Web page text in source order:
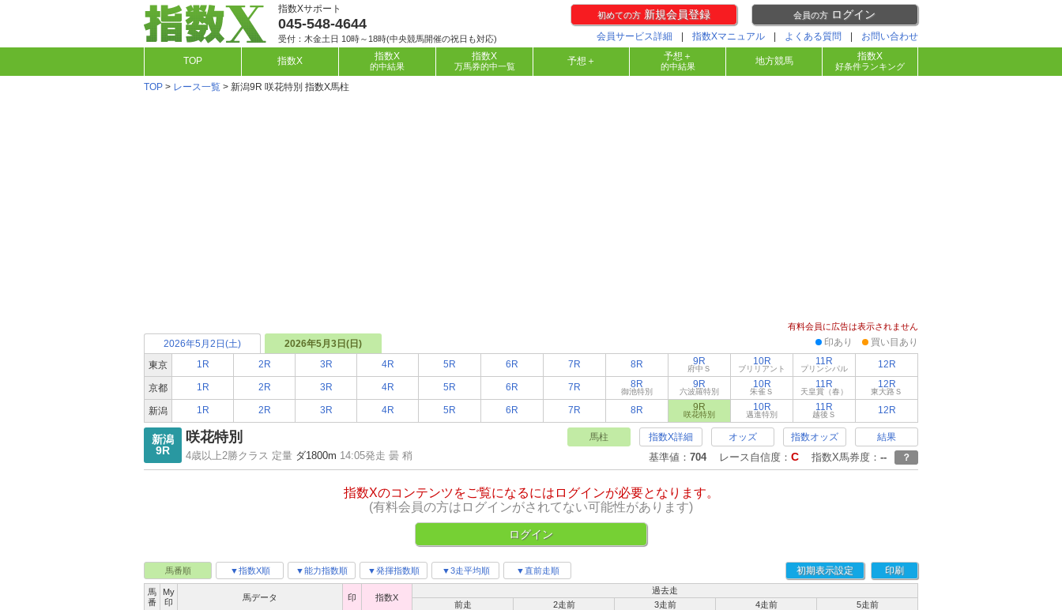
指数Xサポート
045-548-4644
受付：木金土日 10時～18時(中央競馬開催の祝日も対応)
初めての方新規会員登録 会員の方 ログイン
会員サービス詳細 指数Xマニュアル よくある質問 お問い合わせ
TOP 指数X 指数X
的中結果
指数X
万馬券的中一覧 予想＋ 予想＋
的中結果 地方競馬 指数X
好条件ランキング
TOP > レース一覧 > 新潟9R 咲花特別 指数X馬柱
有料会員に広告は表示されません
2026年5月2日(土) 2026年5月3日(日) 印あり 買い目あり
東京 1R 2R 3R 4R 5R 6R 7R 8R 9R
府中Ｓ
10R
ブリリアント
11R
プリンシパル 12R
京都 1R 2R 3R 4R 5R 6R 7R 8R
御池特別
9R
六波羅特別
10R
朱雀Ｓ
11R
天皇賞（春）
12R
東大路Ｓ
新潟 1R 2R 3R 4R 5R 6R 7R 8R 9R
咲花特別
10R
邁進特別
11R
越後Ｓ 12R
新潟
9R
咲花特別
4歳以上2勝クラス 定量 ダ1800m 14:05発走 曇 稍
馬柱 指数X詳細 オッズ 指数オッズ 結果
基準値： 704レース自信度： C 指数X馬券度： -- ？
指数Xのコンテンツをご覧になるにはログインが必要となります。
(有料会員の方はログインがされてない可能性があります)
ログイン
馬番順 ▼指数X順 ▼能力指数順 ▼発揮指数順 ▼3走平均順 ▼直前走順 初期表示設定 印刷
馬
番
My
印
馬データ 印 指数X
過去走
前走
2走前 3走前 4走前 5走前